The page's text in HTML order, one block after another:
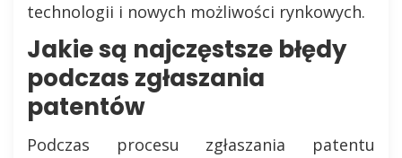
technologii i nowych możliwości rynkowych.
Jakie są najczęstsze błędy
podczas zgłaszania
patentów
Podczas procesu zgłaszania patentu